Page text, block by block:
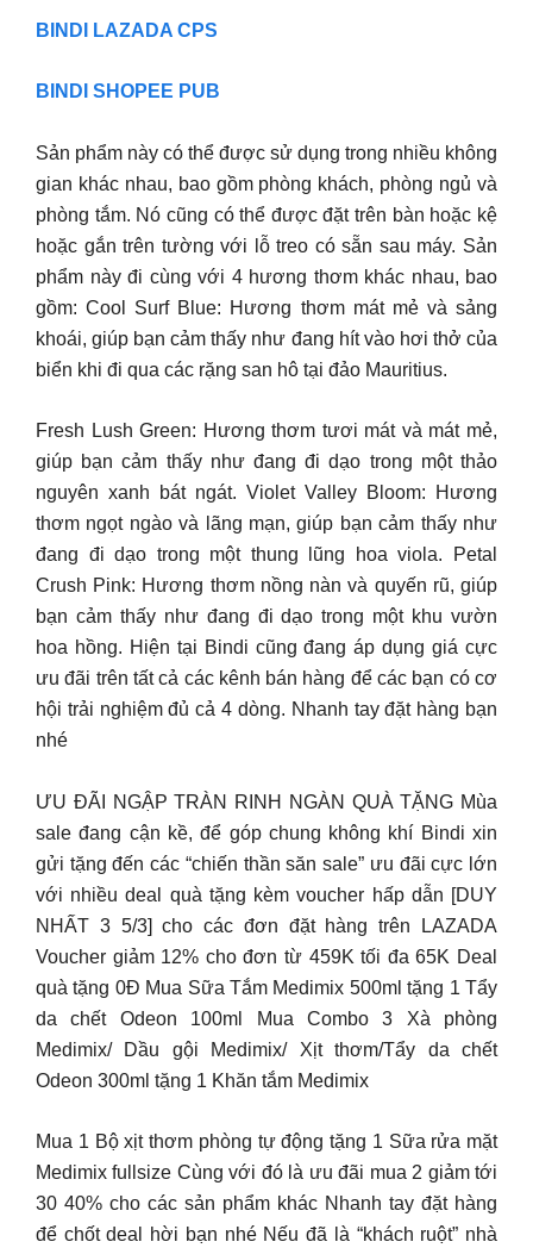
BINDI LAZADA CPS
BINDI SHOPEE PUB
Sản phẩm này có thể được sử dụng trong nhiều không
gian khác nhau, bao gồm phòng khách, phòng ngủ và
phòng tắm. Nó cũng có thể được đặt trên bàn hoặc kệ
hoặc gắn trên tường với lỗ treo có sẵn sau máy. Sản
phẩm này đi cùng với 4 hương thơm khác nhau, bao
gồm: Cool Surf Blue: Hương thơm mát mẻ và sảng
khoái, giúp bạn cảm thấy như đang hít vào hơi thở của
biển khi đi qua các rặng san hô tại đảo Mauritius.
Fresh Lush Green: Hương thơm tươi mát và mát mẻ,
giúp bạn cảm thấy như đang đi dạo trong một thảo
nguyên xanh bát ngát. Violet Valley Bloom: Hương
thơm ngọt ngào và lãng mạn, giúp bạn cảm thấy như
đang đi dạo trong một thung lũng hoa viola. Petal
Crush Pink: Hương thơm nồng nàn và quyến rũ, giúp
bạn cảm thấy như đang đi dạo trong một khu vườn
hoa hồng. Hiện tại Bindi cũng đang áp dụng giá cực
ưu đãi trên tất cả các kênh bán hàng để các bạn có cơ
hội trải nghiệm đủ cả 4 dòng. Nhanh tay đặt hàng bạn
nhé
ƯU ĐÃI NGẬP TRÀN RINH NGÀN QUÀ TẶNG Mùa
sale đang cận kề, để góp chung không khí Bindi xin
gửi tặng đến các “chiến thần săn sale” ưu đãi cực lớn
với nhiều deal quà tặng kèm voucher hấp dẫn [DUY
NHẤT 3 5/3] cho các đơn đặt hàng trên LAZADA
Voucher giảm 12% cho đơn từ 459K tối đa 65K Deal
quà tặng 0Đ Mua Sữa Tắm Medimix 500ml tặng 1 Tẩy
da chết Odeon 100ml Mua Combo 3 Xà phòng
Medimix/ Dầu gội Medimix/ Xịt thơm/Tẩy da chết
Odeon 300ml tặng 1 Khăn tắm Medimix
Mua 1 Bộ xịt thơm phòng tự động tặng 1 Sữa rửa mặt
Medimix fullsize Cùng với đó là ưu đãi mua 2 giảm tới
30 40% cho các sản phẩm khác Nhanh tay đặt hàng
để chốt deal hời bạn nhé Nếu đã là “khách ruột” nhà